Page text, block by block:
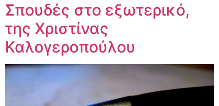
Σπουδές στο εξωτερικό,
της Χριστίνας
Καλογεροπούλου